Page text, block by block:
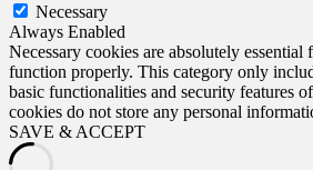
Necessary
Always Enabled
Necessary cookies are absolutely essential
function properly. This category only
basic functionalities and security features
cookies do not store any personal
SAVE & ACCEPT